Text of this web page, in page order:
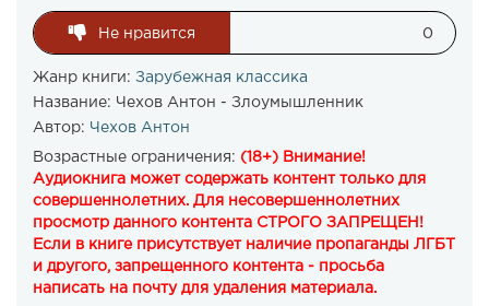
Не нравится 0
Жанр книги: Зарубежная классика
Название: Чехов Антон - Злоумышленник
Автор: Чехов Антон
Возрастные ограничения: (18+) Внимание!
Аудиокнига может содержать контент только для
совершеннолетних. Для несовершеннолетних
просмотр данного контента СТРОГО ЗАПРЕЩЕН!
Если в книге присутствует наличие пропаганды ЛГБТ
и другого, запрещенного контента - просьба
написать на почту для удаления материала.